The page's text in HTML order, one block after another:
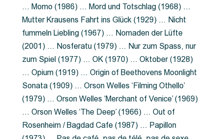
… Momo (1986) … Mord und Totschlag (1968) …
Mutter Krausens Fahrt ins Glück (1929) … Nicht
fummeln Liebling (1967) … Nomaden der Lüfte
(2001) … Nosferatu (1979) … Nur zum Spass, nur
zum Spiel (1977) … OK (1970) … Oktober (1928)
… Opium (1919) … Origin of Beethovens Moonlight
Sonata (1909) … Orson Welles ‘Filming Othello’
(1979) … Orson Welles ‘Merchant of Venice’ (1969)
… Orson Welles ‘The Deep’ (1966) … Out of
Rosenheim / Bagdad Cafe (1987) … Papillon